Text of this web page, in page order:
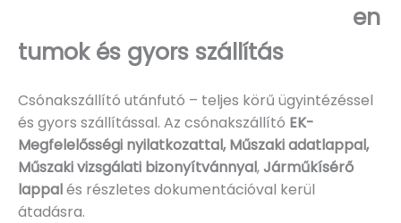
en
tumok és gyors szállítás
Csónakszállító utánfutó – teljes körű ügyintézéssel
és gyors szállítással. Az csónakszállító EK-
Megfelelősségi nyilatkozattal, Műszaki adatlappal,
Műszaki vizsgálati bizonyítvánnyal,Járműkísérő
lappalés részletes dokumentációval kerül
átadásra.